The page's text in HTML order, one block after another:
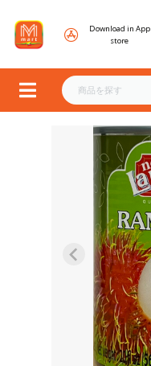
Download in App
store